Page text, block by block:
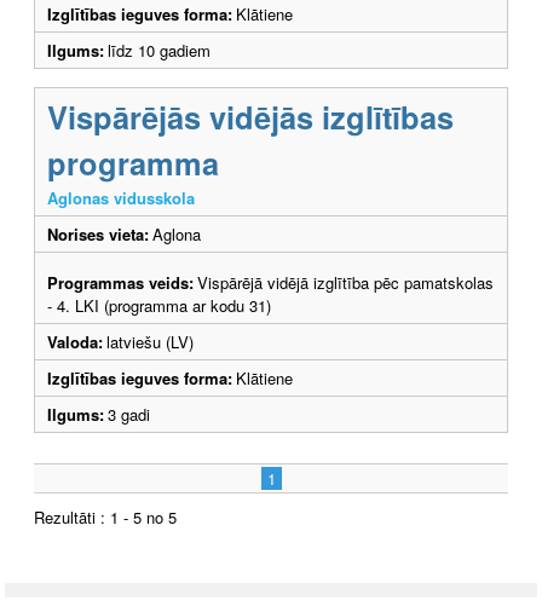
Izglītības ieguves forma: Klātiene
Ilgums:līdz 10 gadiem
Vispārējās vidējās izglītības
programma
Aglonas vidusskola
Norises vieta:Aglona
Programmas veids:Vispārējā vidējā izglītība pēc pamatskolas
- 4. LKI (programma ar kodu 31)
Valoda:latviešu (LV)
Izglītības ieguves forma: Klātiene
Ilgums:3 gadi
1
Rezultāti : 1 - 5 no 5